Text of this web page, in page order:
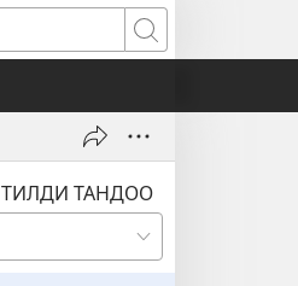
Издөө
ТИЛДИ ТАНДОО